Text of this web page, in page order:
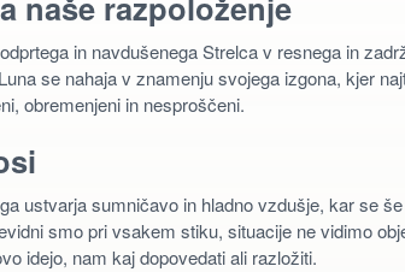
in navdušenega Strelca v resnega in
se nahaja v znamenju svojega izgona, kjer
obremenjeni in nesproščeni.
ustvarja sumničavo in hladno vzdušje, kar se
smo pri vsakem stiku, situacije ne vidimo
idejo, nam kaj dopovedati ali razložiti.